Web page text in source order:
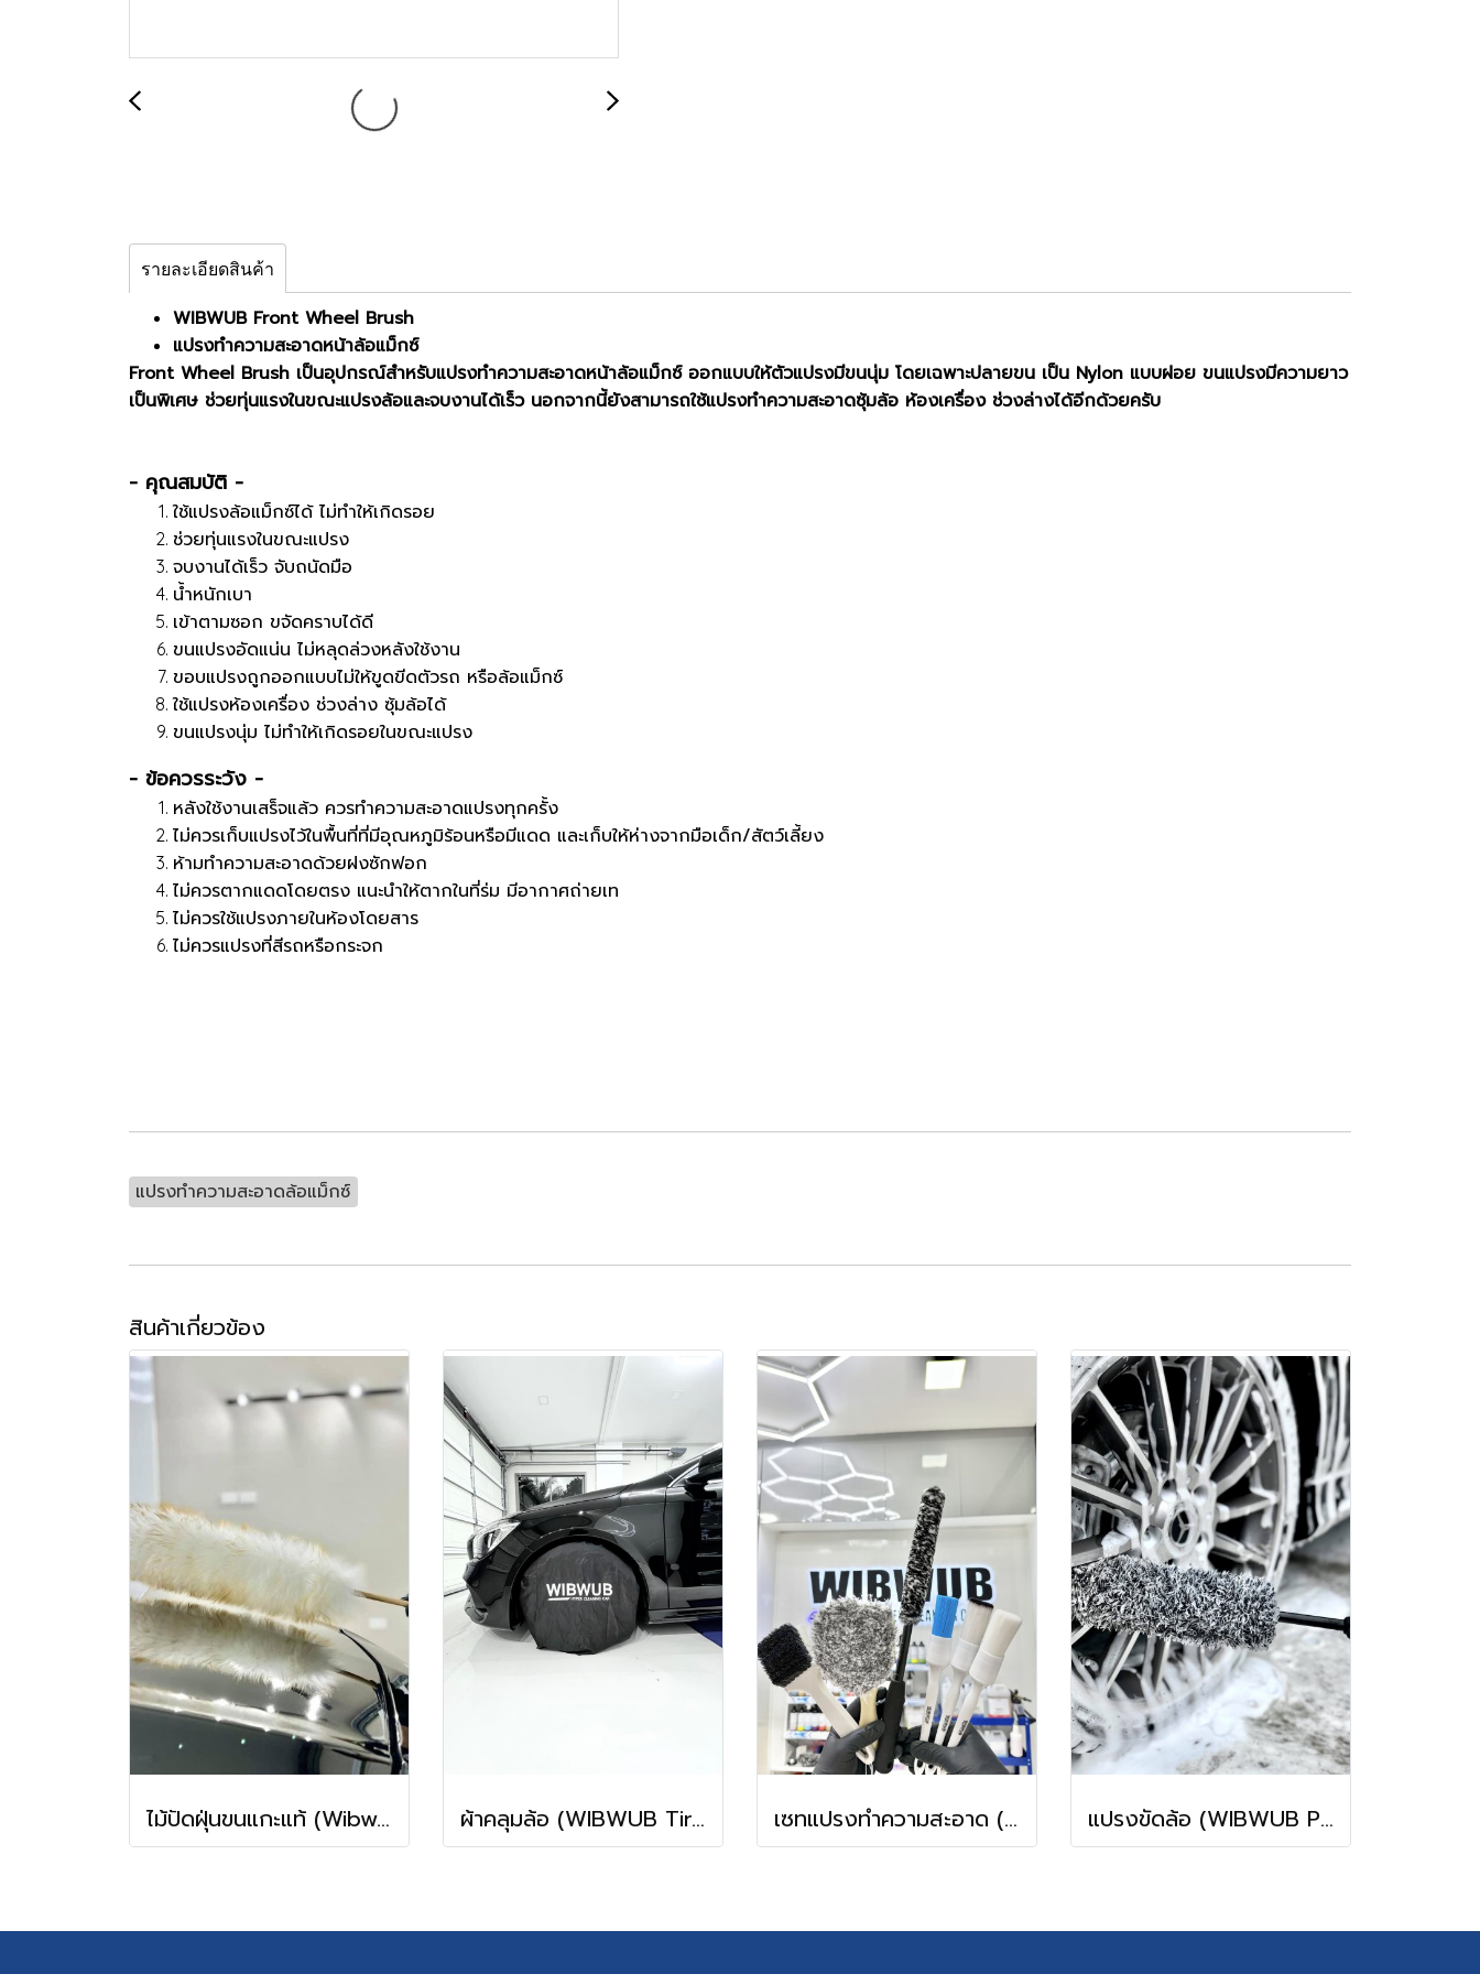
รายละเอียดสินค้า
WIBWUB Front Wheel Brush
แปรงทำความสะอาดหน้าล้อแม็กซ์
Front Wheel Brush เป็นอุปกรณ์สำหรับแปรงทำความสะอาดหน้าล้อแม็กซ์ ออกแบบให้ตัวแปรงมีขนนุ่ม โดยเฉพาะปลายขน เป็น Nylon แบบฝอย ขนแปรงมีความยาว
เป็นพิเศษ ช่วยทุ่นแรงในขณะแปรงล้อและจบงานได้เร็ว นอกจากนี้ยังสามารถใช้แปรงทำความสะอาดซุ้มล้อ ห้องเครื่อง ช่วงล่างได้อีกด้วยครับ
- คุณสมบัติ -
ใช้แปรงล้อแม็กซ์ได้ ไม่ทำให้เกิดรอย
ช่วยทุ่นแรงในขณะแปรง
จบงานได้เร็ว จับถนัดมือ
น้ำหนักเบา
เข้าตามซอก ขจัดคราบได้ดี
ขนแปรงอัดแน่น ไม่หลุดล่วงหลังใช้งาน
ขอบแปรงถูกออกแบบไม่ให้ขูดขีดตัวรถ หรือล้อแม็กซ์
ใช้แปรงห้องเครื่อง ช่วงล่าง ซุ้มล้อได้
ขนแปรงนุ่ม ไม่ทำให้เกิดรอยในขณะแปรง
- ข้อควรระวัง -
หลังใช้งานเสร็จแล้ว ควรทำความสะอาดแปรงทุกครั้ง
ไม่ควรเก็บแปรงไว้ในพื้นที่ที่มีอุณหภูมิร้อนหรือมีแดด และเก็บให้ห่างจากมือเด็ก/สัตว์เลี้ยง
ห้ามทำความสะอาดด้วยฝงซักฟอก
ไม่ควรตากแดดโดยตรง แนะนำให้ตากในที่ร่ม มีอากาศถ่ายเท
ไม่ควรใช้แปรงภายในห้องโดยสาร
ไม่ควรแปรงที่สีรถหรือกระจก
แปรงทำความสะอาดล้อแม็กซ์
สินค้าเกี่ยวข้อง
ไม้ปัดฝุ่นขนแกะแท้ (Wibwub wool duster ) ผ้าคลุมล้อ (WIBWUB Tire Cover) เซทแปรงทำความสะอาด (Promotion WIBWUB Brush) แปรงขัดล้อ (WIBWUB Premium Wheel brush)